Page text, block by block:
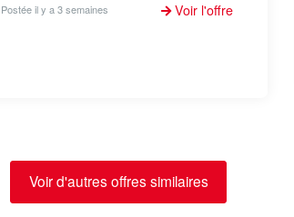
Postée il y a 3 semaines Voir l'offre
Voir d'autres offres similaires